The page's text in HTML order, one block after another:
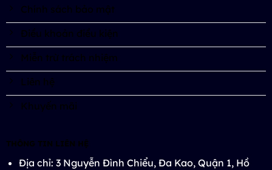
Chính sách bảo mật
Điều khoản điều kiện
Miễn trừ trách nhiệm
Liên hệ
Khuyến mãi
THÔNG TIN LIÊN HỆ
Địa chỉ: 3 Nguyễn Đình Chiểu, Đa Kao, Quận 1, Hồ